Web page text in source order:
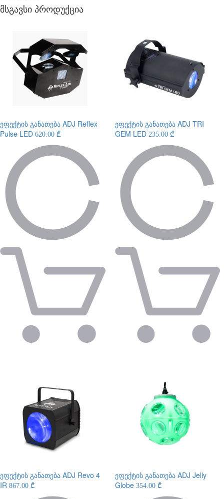
მსგავსი პროდუქცია
ეფექტის განათება ADJ Reflex
Pulse LED 620.00 ₾
ეფექტის განათება ADJ TRI
GEM LED 235.00 ₾
ეფექტის განათება ADJ Revo 4
IR 867.00 ₾
ეფექტის განათება ADJ Jelly
Globe 354.00 ₾